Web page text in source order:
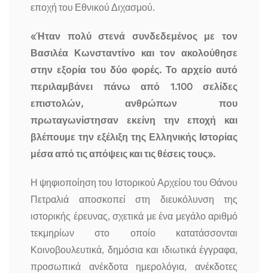
εποχή του Εθνικού Διχασμού.
«Ήταν πολύ στενά συνδεδεμένος με τον
Βασιλέα Κωνσταντίνο και τον ακολούθησε
στην εξορία του δύο φορές. Το αρχείο αυτό
περιλαμβάνει πάνω από 1.100 σελίδες
επιστολών, ανθρώπων που
πρωταγωνίστησαν εκείνη την εποχή και
βλέπουμε την εξέλιξη της Ελληνικής Ιστορίας
μέσα από τις απόψεις και τις θέσεις τους».
Η ψηφιοποίηση του Ιστορικού Αρχείου του Θάνου
Πετραλιά αποσκοπεί στη διευκόλυνση της
ιστορικής έρευνας, σχετικά με ένα μεγάλο αριθμό
τεκμηρίων στο οποίο κατατάσσονται
Κοινοβουλευτικά, δημόσια και ιδιωτικά έγγραφα,
προσωπικά ανέκδοτα ημερολόγια, ανέκδοτες